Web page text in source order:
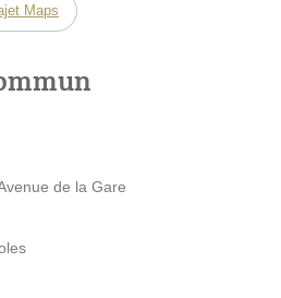
Maps
de la Gare